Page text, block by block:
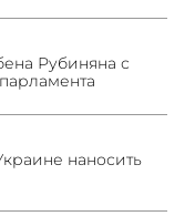
Рубиняна с
наносить